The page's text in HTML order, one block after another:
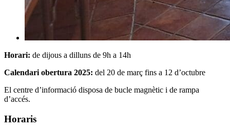
Horari: de dijous a dilluns de 9h a 14h
Calendari obertura 2025: del 20 de març fins a 12 d’octubre
El centre d’informació disposa de bucle magnètic i de rampa
d’accés.
Horaris